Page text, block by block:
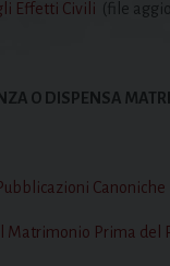
Effetti Civili ( file
O DISPENSA
Canoniche
Matrimonio Prima del